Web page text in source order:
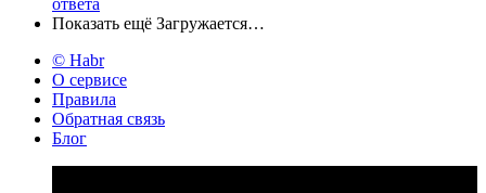
ответа
Показать ещё Загружается…
© Habr
О сервисе
Правила
Обратная связь
Блог